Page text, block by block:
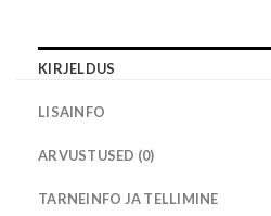
KIRJELDUS
LISAINFO
ARVUSTUSED (0)
TARNEINFO JA TELLIMINE